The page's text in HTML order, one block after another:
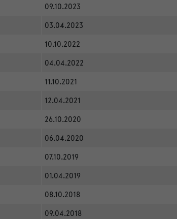
09.10.2023
03.04.2023
10.10.2022
04.04.2022
11.10.2021
12.04.2021
26.10.2020
06.04.2020
07.10.2019
01.04.2019
08.10.2018
09.04.2018